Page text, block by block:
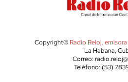
Copyright© Radio Reloj,
La Habana,
Correo:
Teléfono: (53)